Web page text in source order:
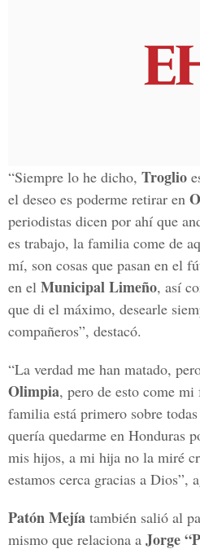
“Siempre lo he dicho, Troglio
el deseo es poderme retirar en
periodistas dicen por ahí que
es trabajo, la familia come de
mí, son cosas que pasan en el
en el Municipal Limeño, así
que di el máximo, desearle
compañeros”, destacó.
“La verdad me han matado,
Olimpia, pero de esto come
familia está primero sobre
quería quedarme en Honduras
mis hijos, a mi hija no la miré
estamos cerca gracias a Dios”,
Patón Mejía también salió al
mismo que relaciona a Jorge